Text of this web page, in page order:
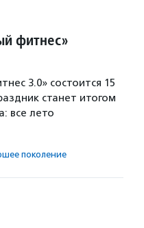
фитнес»
3.0» состоится 15
станет итогом
все лето
поколение